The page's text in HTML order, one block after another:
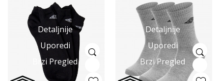
Detaljnije
Uporedi
Brzi Pregled
Detaljnije
Uporedi
Brzi Pregled